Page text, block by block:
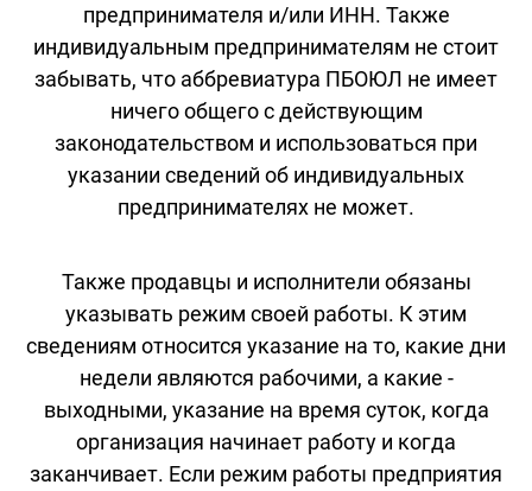
предпринимателя и/или ИНН. Также
индивидуальным предпринимателям не стоит
забывать, что аббревиатура ПБОЮЛ не имеет
ничего общего с действующим
законодательством и использоваться при
указании сведений об индивидуальных
предпринимателях не может.
Также продавцы и исполнители обязаны
указывать режим своей работы. К этим
сведениям относится указание на то, какие дни
недели являются рабочими, а какие -
выходными, указание на время суток, когда
организация начинает работу и когда
заканчивает. Если режим работы предприятия